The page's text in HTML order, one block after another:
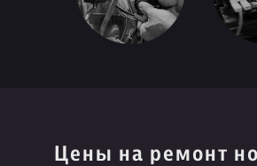
Цены на ремонт